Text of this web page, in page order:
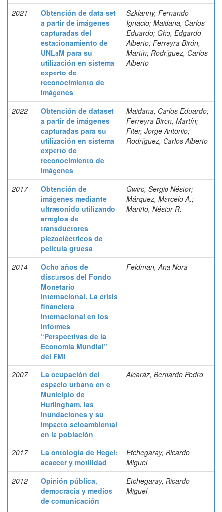
2021
Obtención de data set
a partir de imágenes
capturadas del
estacionamiento de
UNLaM para su
utilización en sistema
experto de
reconocimiento de
imágenes
Szklanny, Fernando
Ignacio; Maidana, Carlos
Eduardo; Gho, Edgardo
Alberto; Ferreyra Birón,
Martín; Rodríguez, Carlos
Alberto
2022
Obtención de dataset
a partir de imágenes
capturadas para su
utilización en sistema
experto de
reconocimiento de
imágenes
Maidana, Carlos Eduardo;
Ferreyra Biron, Martín;
Fiter, Jorge Antonio;
Rodríguez, Carlos Alberto
2017
Obtención de
imágenes mediante
ultrasonido utilizando
arreglos de
transductores
piezoeléctricos de
película gruesa
Gwirc, Sergio Néstor;
Márquez, Marcelo A.;
Mariño, Néstor R.
2014
Ocho años de
discursos del Fondo
Monetario
Internacional. La crisis
financiera
internacional en los
informes
“Perspectivas de la
Economía Mundial”
del FMI
Feldman, Ana Nora
2007
La ocupación del
espacio urbano en el
Municipio de
Hurlingham, las
inundaciones y su
impacto scioambiental
en la población
Alcaráz, Bernardo Pedro
2017
La ontología de Hegel:
acaecer y motilidad
Etchegaray, Ricardo
Miguel
2012
Opinión pública,
democracia y medios
de comunicación
Etchegaray, Ricardo
Miguel